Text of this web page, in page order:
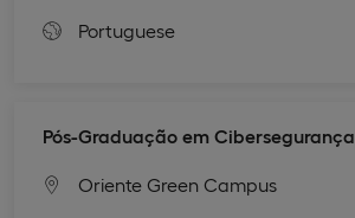
Portuguese
Pós-Graduação em Cibersegurança
Oriente Green Campus